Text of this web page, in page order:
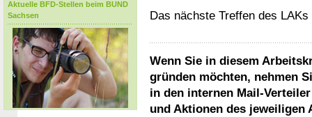
Das nächste Treffen des
Wenn Sie in diesem
gründen möchten, nehmen
in den internen Mail-
und Aktionen des jeweiligen
Aktuelle BFD-Stellen beim BUND
Sachsen